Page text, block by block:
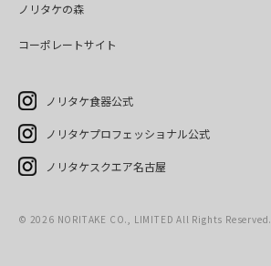
ノリタケの森
コーポレートサイト
ノリタケ食器公式
ノリタケプロフェッショナル公式
ノリタケスクエア名古屋
© 2026 NORITAKE CO., LIMITED All Rights Reserved.